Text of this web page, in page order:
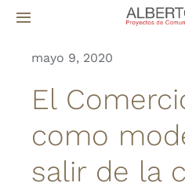
Saltar
contenido
Toggle
Sobre
mayo 9, 2020
El
como
salir de la